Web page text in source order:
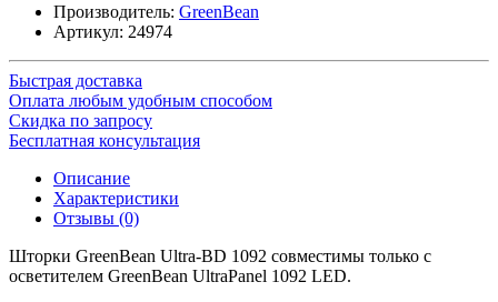
Производитель: GreenBean
Артикул: 24974
Быстрая доставка
Оплата любым удобным способом
Скидка по запросу
Бесплатная консультация
Описание
Характеристики
Отзывы (0)
Шторки GreenBean Ultra-BD 1092 совместимы только с
осветителем GreenBean UltraPanel 1092 LED.